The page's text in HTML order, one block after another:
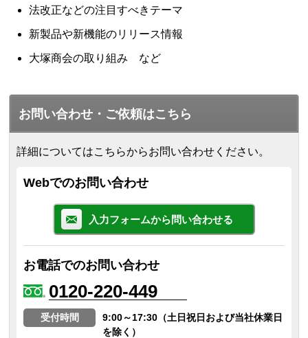
法改正などの注目すべきテーマ
新製品や新機能のリリース情報
大塚商会の取り組み など
お問い合わせ・ご依頼はこちら
詳細についてはこちらからお問い合わせください。
Webでのお問い合わせ
入力フォームから問い合わせる
お電話でのお問い合わせ
0120-220-449
受付時間
9:00～17:30（土日祝日および当社休業日
を除く）